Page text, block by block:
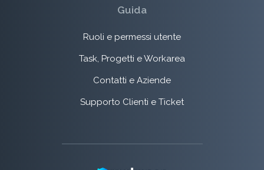
Guida
Ruoli e permessi utente
Task, Progetti e Workarea
Contatti e Aziende
Supporto Clienti e Ticket